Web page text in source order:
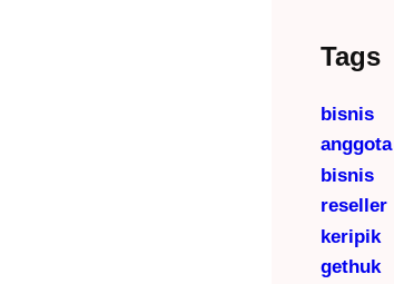
Tags
bisnis
anggota
bisnis
reseller
keripik
gethuk